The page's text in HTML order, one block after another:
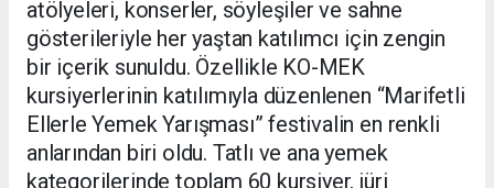
atölyeleri, konserler, söyleşiler ve sahne
gösterileriyle her yaştan katılımcı için zengin
bir içerik sunuldu. Özellikle KO-MEK
kursiyerlerinin katılımıyla düzenlenen “Marifetli
Ellerle Yemek Yarışması” festivalin en renkli
anlarından biri oldu. Tatlı ve ana yemek
kategorilerinde toplam 60 kursiyer, jüri